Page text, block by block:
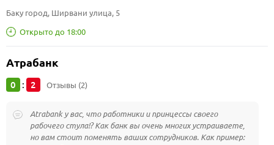
Открыто до 18:00
Баку город, Ширвани улица, 5
Атрабанк
0 : 2 Отзывы (2)
Atrabank у вас, что работники и принцессы своего
рабочего стула!? Как банк вы очень многих устраиваете,
но вам стоит поменять ваших сотрудников. Как пример: